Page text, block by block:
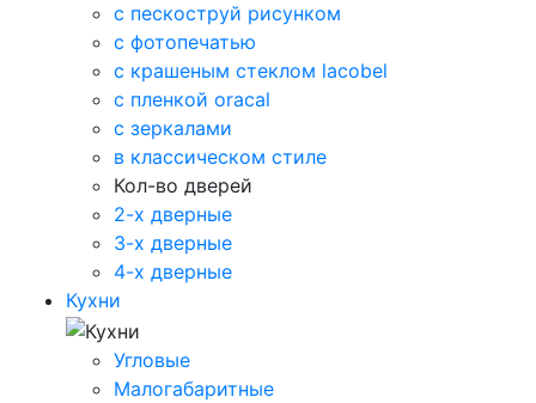
с пескоструй рисунком
с фотопечатью
с крашеным стеклом lacobel
с пленкой oracal
с зеркалами
в классическом стиле
Кол-во дверей
2-х дверные
3-х дверные
4-х дверные
Кухни
Угловые
Малогабаритные